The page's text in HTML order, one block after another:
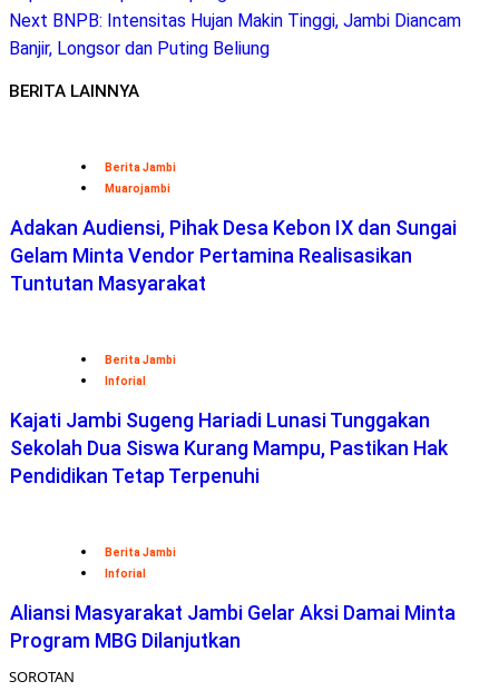
Next BNPB: Intensitas Hujan Makin Tinggi, Jambi Diancam
Banjir, Longsor dan Puting Beliung
BERITA LAINNYA
Berita Jambi
Muarojambi
Adakan Audiensi, Pihak Desa Kebon IX dan Sungai
Gelam Minta Vendor Pertamina Realisasikan
Tuntutan Masyarakat
Berita Jambi
Inforial
Kajati Jambi Sugeng Hariadi Lunasi Tunggakan
Sekolah Dua Siswa Kurang Mampu, Pastikan Hak
Pendidikan Tetap Terpenuhi
Berita Jambi
Inforial
Aliansi Masyarakat Jambi Gelar Aksi Damai Minta
Program MBG Dilanjutkan
SOROTAN